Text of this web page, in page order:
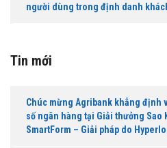
người dùng trong định danh
Tin mới
Chúc mừng Agribank khẳng định
số ngân hàng tại Giải thưởng Sao
SmartForm – Giải pháp do